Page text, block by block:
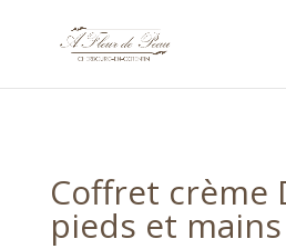
Coffret crème
pieds et mains